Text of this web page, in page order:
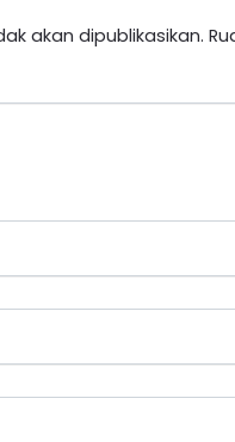
akan dipublikasikan.